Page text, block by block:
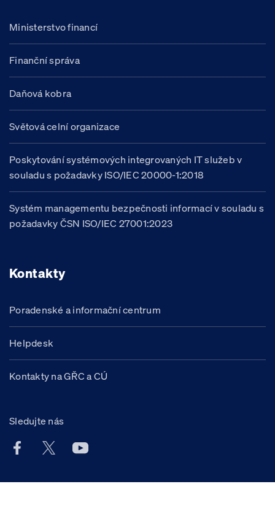
Ministerstvo financí
Finanční správa
Daňová kobra
Světová celní organizace
Poskytování systémových integrovaných IT služeb v
souladu s požadavky ISO/IEC 20000-1:2018
Systém managementu bezpečnosti informací v souladu s
požadavky ČSN ISO/IEC 27001:2023
Kontakty
Poradenské a informační centrum
Helpdesk
Kontakty na GŘC a CÚ
Sledujte nás
Facebook účet Celní správy ČR
X účet Celní správy ČR
Youtube účet Celní správy ČR